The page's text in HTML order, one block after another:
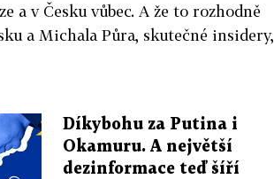
a v Česku vůbec. A že to rozhodně
a Michala Půra, skutečné insidery,
Díkybohu za Putina i
Okamuru. A největší
dezinformace teď šíří